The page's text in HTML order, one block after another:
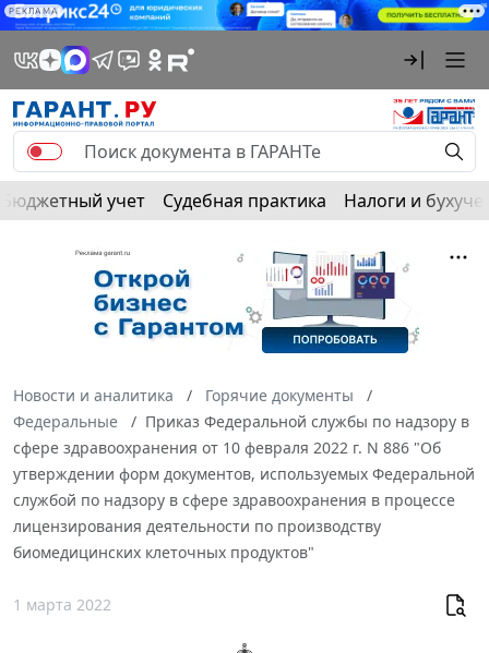
РЕКЛАМА
Бюджетный учет Судебная практика Налоги и
Новости и аналитика
Горячие документы
Федеральные
Приказ Федеральной службы по надзору в
сфере здравоохранения от 10 февраля 2022 г. N 886 "Об
утверждении форм документов, используемых Федеральной
службой по надзору в сфере здравоохранения в процессе
лицензирования деятельности по производству
биомедицинских клеточных продуктов"
1 марта 2022